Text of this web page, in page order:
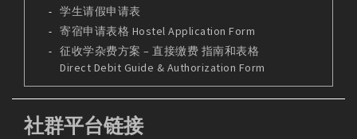
学生请假申请表
寄宿申请表格 Hostel Application Form
征收学杂费方案 – 直接缴费 指南和表格
Direct Debit Guide & Authorization Form
社群平台链接